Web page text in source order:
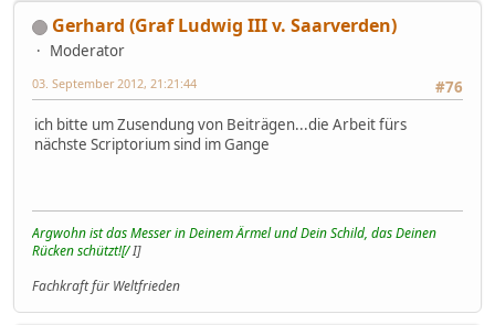
Gerhard (Graf Ludwig III v. Saarverden)
Moderator
#76
03. September 2012, 21:21:44
ich bitte um Zusendung von Beiträgen...die Arbeit fürs
nächste Scriptorium sind im Gange
Argwohn ist das Messer in Deinem Ärmel und Dein Schild, das Deinen
Rücken schützt![/I]
Fachkraft für Weltfrieden